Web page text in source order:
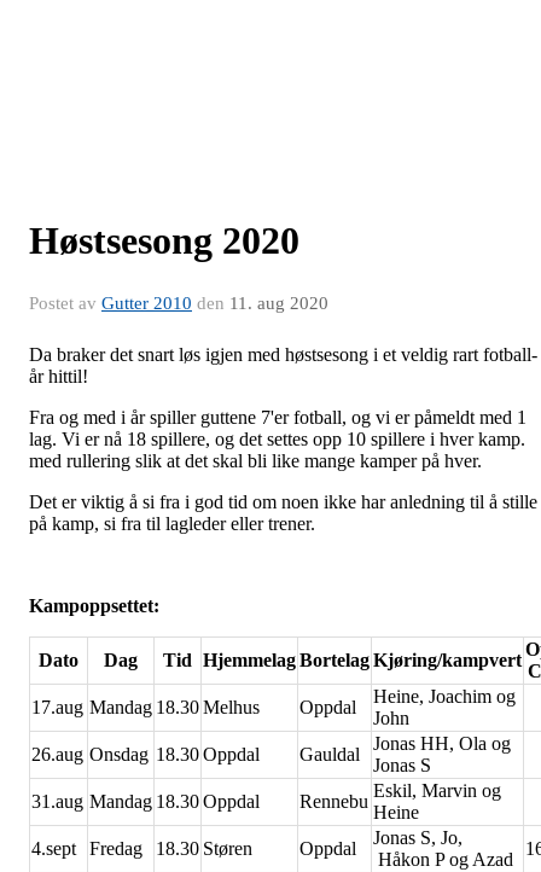
Høstsesong 2020
Postet av Gutter 2010 den 11. aug 2020
Da braker det snart løs igjen med høstsesong i et veldig rart fotball-
år hittil!
Fra og med i år spiller guttene 7'er fotball, og vi er påmeldt med 1
lag. Vi er nå 18 spillere, og det settes opp 10 spillere i hver kamp.
med rullering slik at det skal bli like mange kamper på hver.
Det er viktig å si fra i god tid om noen ikke har anledning til å stille
på kamp, si fra til lagleder eller trener.
Kampoppsettet:
Dato Dag Tid HjemmelagBortelagKjøring/kampvert
17.aug Mandag 18.30Melhus Oppdal
Heine, Joachim og
John
26.aug Onsdag 18.30Oppdal Gauldal
Jonas HH, Ola og
Jonas S
31.aug Mandag 18.30Oppdal Rennebu
Eskil, Marvin og
Heine
4.sept
Fredag 18.30 Støren Oppdal
Jonas S, Jo,
Håkon P og Azad